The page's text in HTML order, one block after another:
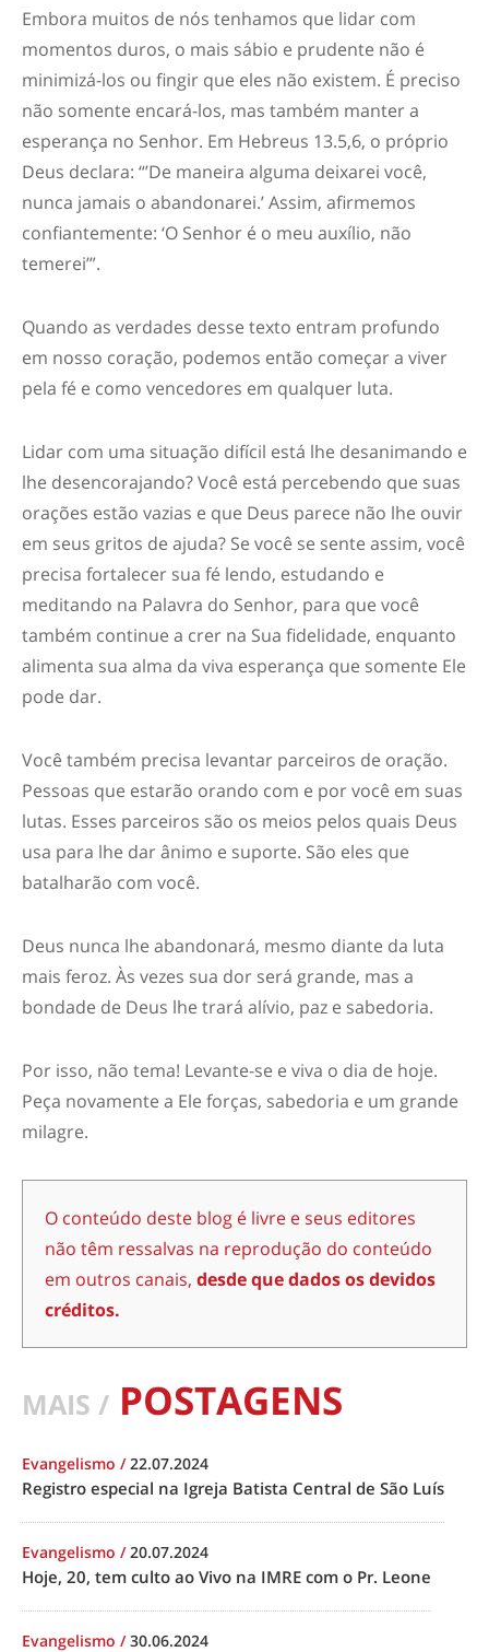
Embora muitos de nós tenhamos que lidar com
momentos duros, o mais sábio e prudente não é
minimizá-los ou fingir que eles não existem. É preciso
não somente encará-los, mas também manter a
esperança no Senhor. Em Hebreus 13.5,6, o próprio
Deus declara: “’De maneira alguma deixarei você,
nunca jamais o abandonarei.’ Assim, afirmemos
confiantemente: ‘O Senhor é o meu auxílio, não
temerei’”.
Quando as verdades desse texto entram profundo
em nosso coração, podemos então começar a viver
pela fé e como vencedores em qualquer luta.
Lidar com uma situação difícil está lhe desanimando e
lhe desencorajando? Você está percebendo que suas
orações estão vazias e que Deus parece não lhe ouvir
em seus gritos de ajuda? Se você se sente assim, você
precisa fortalecer sua fé lendo, estudando e
meditando na Palavra do Senhor, para que você
também continue a crer na Sua fidelidade, enquanto
alimenta sua alma da viva esperança que somente Ele
pode dar.
Você também precisa levantar parceiros de oração.
Pessoas que estarão orando com e por você em suas
lutas. Esses parceiros são os meios pelos quais Deus
usa para lhe dar ânimo e suporte. São eles que
batalharão com você.
Deus nunca lhe abandonará, mesmo diante da luta
mais feroz. Às vezes sua dor será grande, mas a
bondade de Deus lhe trará alívio, paz e sabedoria.
Por isso, não tema! Levante-se e viva o dia de hoje.
Peça novamente a Ele forças, sabedoria e um grande
milagre.
O conteúdo deste blog é livre e seus editores
não têm ressalvas na reprodução do conteúdo
em outros canais, desde que dados os devidos
créditos.
MAIS / POSTAGENS
Evangelismo /22.07.2024
Registro especial na Igreja Batista Central de São Luís
Evangelismo /20.07.2024
Hoje, 20, tem culto ao Vivo na IMRE com o Pr. Leone
Evangelismo /30.06.2024